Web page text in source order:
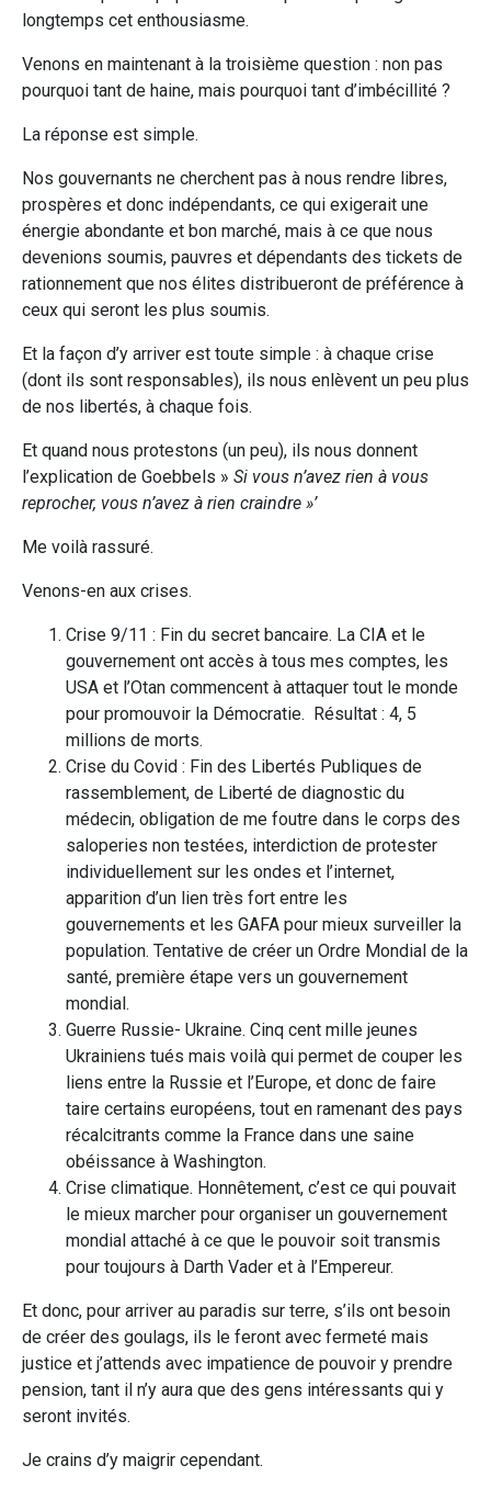
longtemps cet enthousiasme.
Venons en maintenant à la troisième question : non pas
pourquoi tant de haine, mais pourquoi tant d’imbécillité ?
La réponse est simple.
Nos gouvernants ne cherchent pas à nous rendre libres,
prospères et donc indépendants, ce qui exigerait une
énergie abondante et bon marché, mais à ce que nous
devenions soumis, pauvres et dépendants des tickets de
rationnement que nos élites distribueront de préférence à
ceux qui seront les plus soumis.
Et la façon d’y arriver est toute simple : à chaque crise
(dont ils sont responsables), ils nous enlèvent un peu plus
de nos libertés, à chaque fois.
Et quand nous protestons (un peu), ils nous donnent
l’explication de Goebbels » Si vous n’avez rien à vous
reprocher, vous n’avez à rien craindre »’
Me voilà rassuré.
Venons-en aux crises.
Crise 9/11 : Fin du secret bancaire. La CIA et le
gouvernement ont accès à tous mes comptes, les
USA et l’Otan commencent à attaquer tout le monde
pour promouvoir la Démocratie. Résultat : 4, 5
millions de morts.
Crise du Covid : Fin des Libertés Publiques de
rassemblement, de Liberté de diagnostic du
médecin, obligation de me foutre dans le corps des
saloperies non testées, interdiction de protester
individuellement sur les ondes et l’internet,
apparition d’un lien très fort entre les
gouvernements et les GAFA pour mieux surveiller la
population. Tentative de créer un Ordre Mondial de la
santé, première étape vers un gouvernement
mondial.
Guerre Russie- Ukraine. Cinq cent mille jeunes
Ukrainiens tués mais voilà qui permet de couper les
liens entre la Russie et l’Europe, et donc de faire
taire certains européens, tout en ramenant des pays
récalcitrants comme la France dans une saine
obéissance à Washington.
Crise climatique. Honnêtement, c’est ce qui pouvait
le mieux marcher pour organiser un gouvernement
mondial attaché à ce que le pouvoir soit transmis
pour toujours à Darth Vader et à l’Empereur.
Et donc, pour arriver au paradis sur terre, s’ils ont besoin
de créer des goulags, ils le feront avec fermeté mais
justice et j’attends avec impatience de pouvoir y prendre
pension, tant il n’y aura que des gens intéressants qui y
seront invités.
Je crains d’y maigrir cependant.